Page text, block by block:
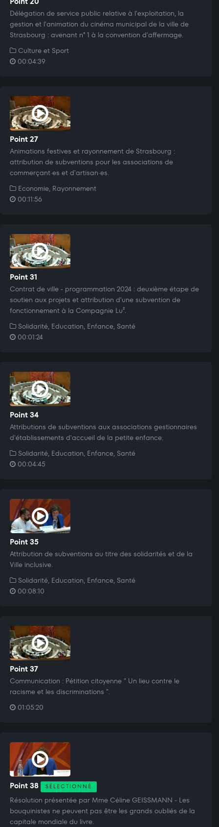
Délégation de service public relative à l'exploitation, la
gestion et l'animation du cinéma municipal de la ville de
Strasbourg : avenant n° 1 à la convention d'affermage.
Culture et Sport
00:04:39
Point 27
Animations festives et rayonnement de Strasbourg :
attribution de subventions pour les associations de
commerçant·es et d'artisan·es.
Economie, Rayonnement
00:11:56
Point 31
Contrat de ville - programmation 2024 : deuxième étape de
soutien aux projets et attribution d'une subvention de
fonctionnement à la Compagnie Lu².
Solidarité, Education, Enfance, Santé
00:01:24
Point 34
Attributions de subventions aux associations gestionnaires
d'établissements d'accueil de la petite enfance.
Solidarité, Education, Enfance, Santé
00:04:45
Point 35
Attribution de subventions au titre des solidarités et de la
Ville inclusive.
Solidarité, Education, Enfance, Santé
00:08:10
Point 37
Communication : Pétition citoyenne " Un lieu contre le
racisme et les discriminations ".
01:05:20
Point 38 SÉLECTIONNÉ
Résolution présentée par Mme Céline GEISSMANN - Les
bouquinistes ne peuvent pas être les grands oubliés de la
capitale mondiale du livre.